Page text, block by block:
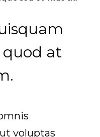
at
voluptas